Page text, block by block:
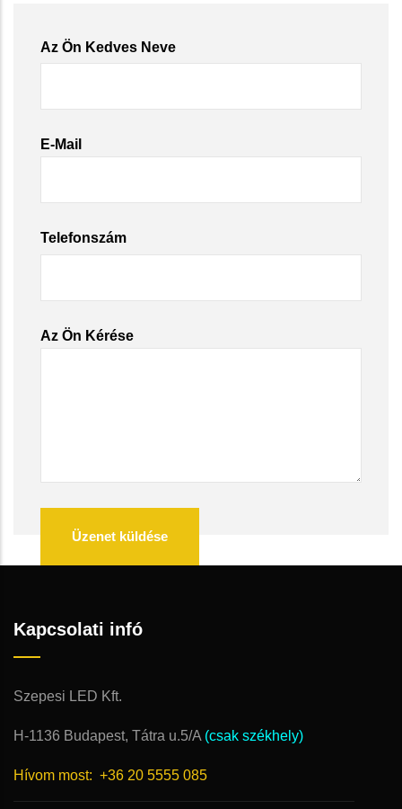
Az Ön Kedves Neve
E-Mail
Telefonszám
Az Ön Kérése
Kapcsolati infó
Szepesi LED Kft.
H-1136 Budapest, Tátra u.5/A (csak székhely)
Hívom most: +36 20 5555 085